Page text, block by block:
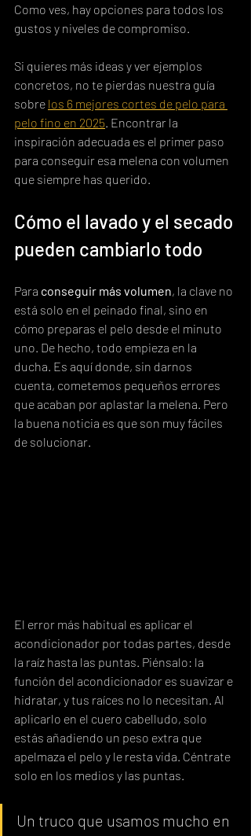
Como ves, hay opciones para todos los
gustos y niveles de compromiso.
Si quieres más ideas y ver ejemplos
concretos, no te pierdas nuestra guía
sobre los 6 mejores cortes de pelo para
pelo fino en 2025 . Encontrar la
inspiración adecuada es el primer paso
para conseguir esa melena con volumen
que siempre has querido.
Cómo el lavado y el secado
pueden cambiarlo todo
Para conseguir más volumen, la clave no
está solo en el peinado final, sino en
cómo preparas el pelo desde el minuto
uno. De hecho, todo empieza en la
ducha. Es aquí donde, sin darnos
cuenta, cometemos pequeños errores
que acaban por aplastar la melena. Pero
la buena noticia es que son muy fáciles
de solucionar.
El error más habitual es aplicar el
acondicionador por todas partes, desde
la raíz hasta las puntas. Piénsalo: la
función del acondicionador es suavizar e
hidratar, y tus raíces no lo necesitan. Al
aplicarlo en el cuero cabelludo, solo
estás añadiendo un peso extra que
apelmaza el pelo y le resta vida. Céntrate
solo en los medios y las puntas.
Un truco que usamos mucho en